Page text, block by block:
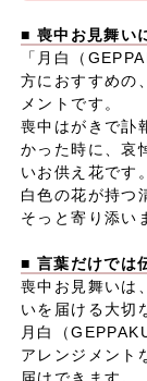
■ 喪中お見舞い
「月白（
方におすすめの
メントです。
喪中はがきで訃
かった時に、哀
いお供え花です。
白色の花が持つ
そっと寄り添い
■ 言葉だけでは
喪中お見舞いは
いを届ける大切
月白（
アレンジメント
届けできます。